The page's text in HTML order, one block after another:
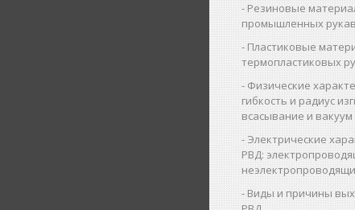
Резиновые
промышленных
Пластиковые
термопластиковых
Физические
гибкость и радиус
всасывание и вакуум
Электрические
РВД:
Виды и причины